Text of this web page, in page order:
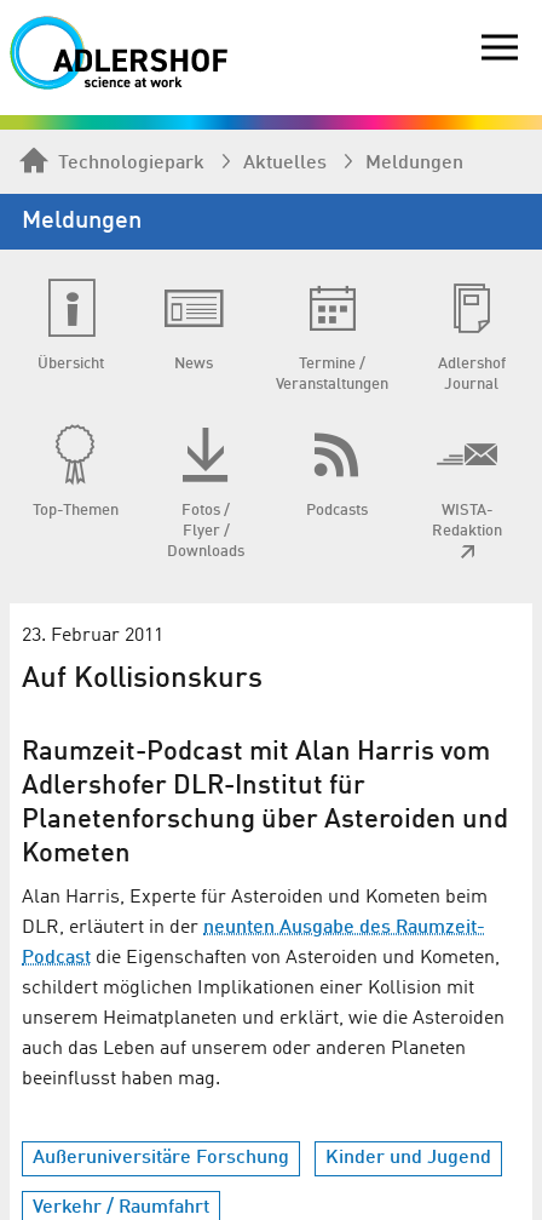
Technologiepark Aktuelles Meldungen
Meldungen
Übersicht News
Termine /
Veranstaltungen
Adlershof
Journal
Top-Themen
Fotos /
Flyer /
Downloads
Podcasts
WISTA-
Redaktion
23. Februar 2011
Auf Kollisionskurs
Raumzeit-Podcast mit Alan Harris vom
Adlershofer DLR-Institut für
Planetenforschung über Asteroiden und
Kometen
Alan Harris, Experte für Asteroiden und Kometen beim
DLR, erläutert in der neunten Ausgabe des Raumzeit-
Podcast die Eigenschaften von Asteroiden und Kometen,
schildert möglichen Implikationen einer Kollision mit
unserem Heimatplaneten und erklärt, wie die Asteroiden
auch das Leben auf unserem oder anderen Planeten
beeinflusst haben mag.
Außeruniversitäre Forschung Kinder und Jugend
Verkehr / Raumfahrt